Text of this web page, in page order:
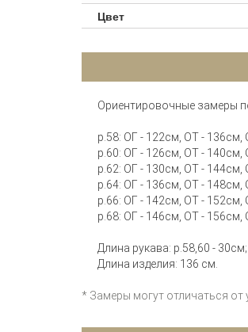
Цвет
Ориентировочные замеры
р.58: ОГ - 122см, ОТ -
р.60: ОГ - 126см, ОТ -
р.62: ОГ - 130см, ОТ -
р.64: ОГ - 136см, ОТ -
р.66: ОГ - 142см, ОТ -
р.68: ОГ - 146см, ОТ -
Длина рукава: р.58,60 -
Длина изделия: 136 см.
* Замеры могут отличаться от